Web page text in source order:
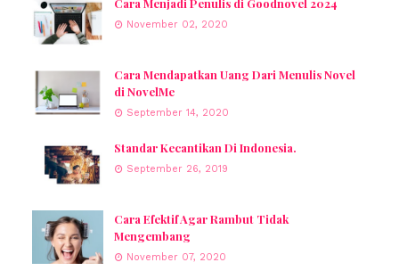
November 02, 2020
Cara Mendapatkan Uang Dari Menulis Novel
di NovelMe
September 14, 2020
Standar Kecantikan Di Indonesia.
September 26, 2019
Cara Efektif Agar Rambut Tidak
Mengembang
November 07, 2020